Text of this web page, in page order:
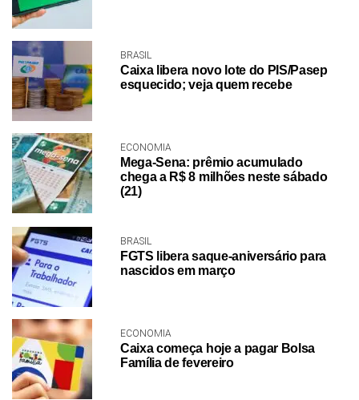
BRASIL
Caixa libera novo lote do PIS/Pasep
esquecido; veja quem recebe
ECONOMIA
Mega-Sena: prêmio acumulado
chega a R$ 8 milhões neste sábado
(21)
BRASIL
FGTS libera saque-aniversário para
nascidos em março
ECONOMIA
Caixa começa hoje a pagar Bolsa
Família de fevereiro